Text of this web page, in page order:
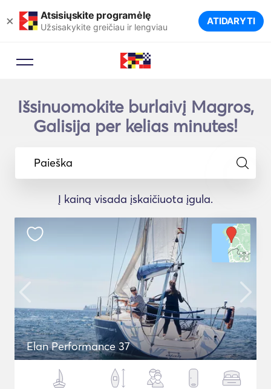
× Atsisiųskite programėlę
Užsisakykite greičiau ir lengviau ATIDARYTI
Išsinuomokite burlaivį Magros,
Galisija per kelias minutes!
Paieška
Į kainą visada įskaičiuota įgula.
Elan Performance 37